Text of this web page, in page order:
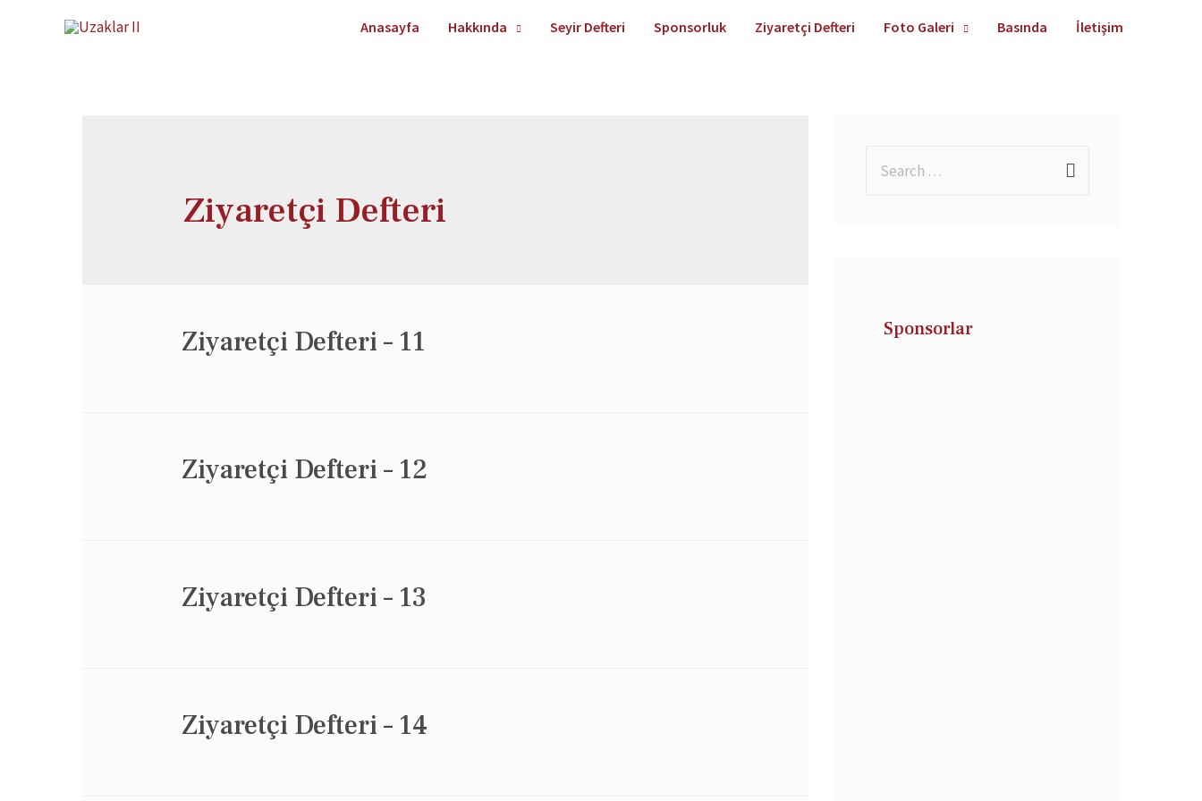
Anasayfa Hakkında Seyir Defteri Sponsorluk Ziyaretçi Defteri Foto Galeri Basında İletişim
Ziyaretçi Defteri
Ziyaretçi Defteri – 11
Ziyaretçi Defteri – 12
Ziyaretçi Defteri – 13
Ziyaretçi Defteri – 14
Sponsorlar